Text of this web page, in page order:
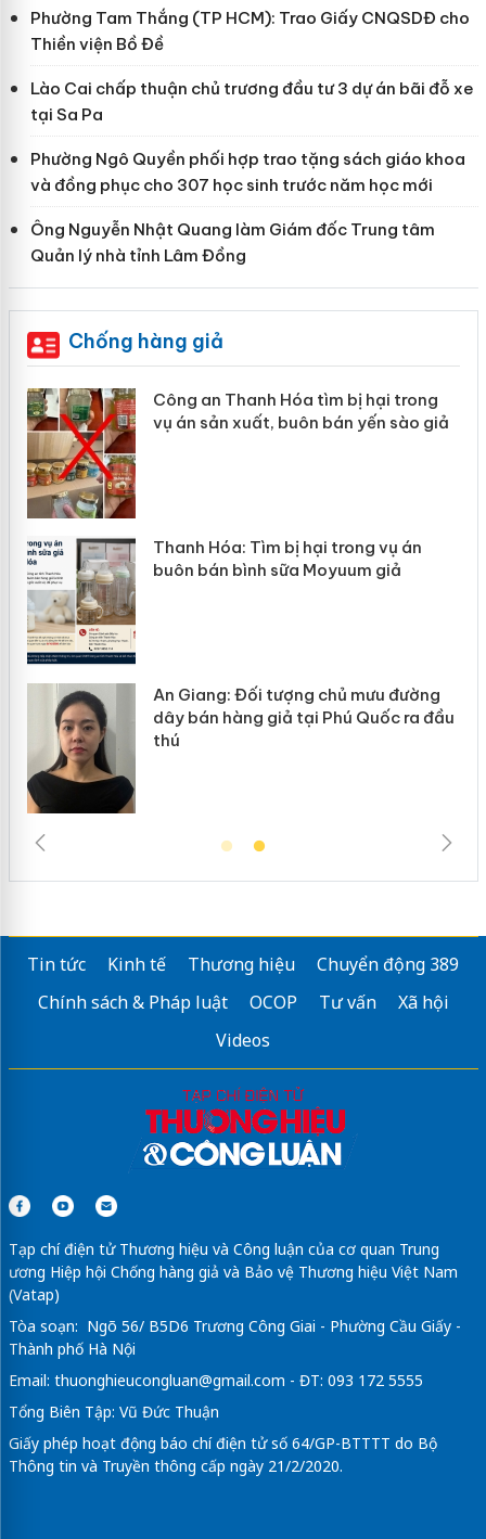
Phường Tam Thắng (TP HCM): Trao Giấy CNQSDĐ cho
Thiền viện Bồ Đề
Lào Cai chấp thuận chủ trương đầu tư 3 dự án bãi đỗ xe
tại Sa Pa
Phường Ngô Quyền phối hợp trao tặng sách giáo khoa
và đồng phục cho 307 học sinh trước năm học mới
Ông Nguyễn Nhật Quang làm Giám đốc Trung tâm
Quản lý nhà tỉnh Lâm Đồng
Chống hàng giả
Công an Thanh Hóa tìm bị hại trong
vụ án sản xuất, buôn bán yến sào giả
Thanh Hóa: Tìm bị hại trong vụ án
buôn bán bình sữa Moyuum giả
An Giang: Đối tượng chủ mưu đường
dây bán hàng giả tại Phú Quốc ra đầu
Tin tức Kinh tế Thương hiệu
Chuyển động 389
Chính sách & Pháp luật
OCOP Tư vấn
Xã hội
Videos
Tạp chí điện tử Thương hiệu và Công luận của cơ quan Trung
ương Hiệp hội Chống hàng giả và Bảo vệ Thương hiệu Việt Nam
(Vatap)
Tòa soạn: Ngõ 56/ B5D6 Trương Công Giai - Phường Cầu Giấy -
Thành phố Hà Nội
Email: thuonghieucongluan@gmail.com - ĐT: 093 172 5555
Tổng Biên Tập: Vũ Đức Thuận
Giấy phép hoạt động báo chí điện tử số 64/GP-BTTTT do Bộ
Thông tin và Truyền thông cấp ngày 21/2/2020.